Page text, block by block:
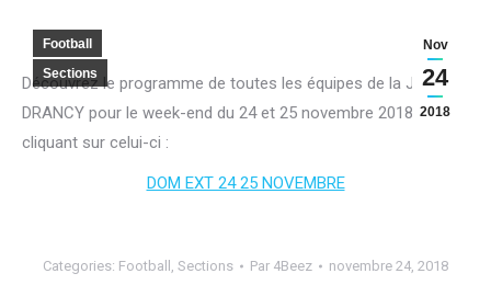
Nov
24
2018
Football
Sections
Découvrez le programme de toutes les équipes de la JA
DRANCY pour le week-end du 24 et 25 novembre 2018, en
cliquant sur celui-ci :
DOM EXT 24 25 NOVEMBRE
Categories: Football , Sections Par 4Beez novembre 24, 2018